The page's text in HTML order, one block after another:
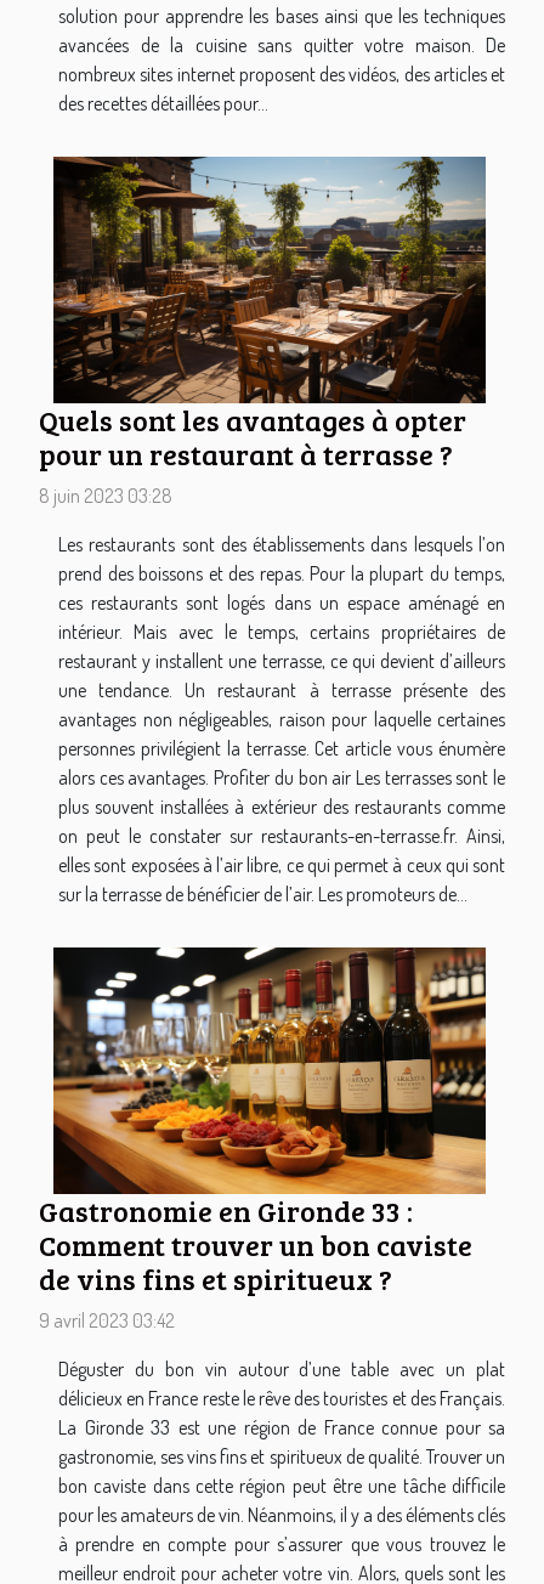
solution pour apprendre les bases ainsi que les techniques
avancées de la cuisine sans quitter votre maison. De
nombreux sites internet proposent des vidéos, des articles et
des recettes détaillées pour...
Quels sont les avantages à opter
pour un restaurant à terrasse ?
8 juin 2023 03:28
Les restaurants sont des établissements dans lesquels l’on
prend des boissons et des repas. Pour la plupart du temps,
ces restaurants sont logés dans un espace aménagé en
intérieur. Mais avec le temps, certains propriétaires de
restaurant y installent une terrasse, ce qui devient d’ailleurs
une tendance. Un restaurant à terrasse présente des
avantages non négligeables, raison pour laquelle certaines
personnes privilégient la terrasse. Cet article vous énumère
alors ces avantages. Profiter du bon air Les terrasses sont le
plus souvent installées à extérieur des restaurants comme
on peut le constater sur restaurants-en-terrasse.fr. Ainsi,
elles sont exposées à l’air libre, ce qui permet à ceux qui sont
sur la terrasse de bénéficier de l’air. Les promoteurs de...
Gastronomie en Gironde 33 :
Comment trouver un bon caviste
de vins fins et spiritueux ?
9 avril 2023 03:42
Déguster du bon vin autour d’une table avec un plat
délicieux en France reste le rêve des touristes et des Français.
La Gironde 33 est une région de France connue pour sa
gastronomie, ses vins fins et spiritueux de qualité. Trouver un
bon caviste dans cette région peut être une tâche difficile
pour les amateurs de vin. Néanmoins, il y a des éléments clés
à prendre en compte pour s’assurer que vous trouvez le
meilleur endroit pour acheter votre vin. Alors, quels sont les